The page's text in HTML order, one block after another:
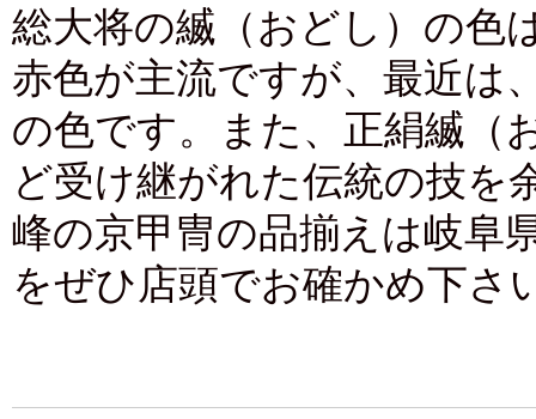
総大将の縅（おどし）の色
赤色が主流ですが、最近は
の色です。また、正絹縅（
ど受け継がれた伝統の技を
峰の京甲冑の品揃えは岐阜
をぜひ店頭でお確かめ下さ